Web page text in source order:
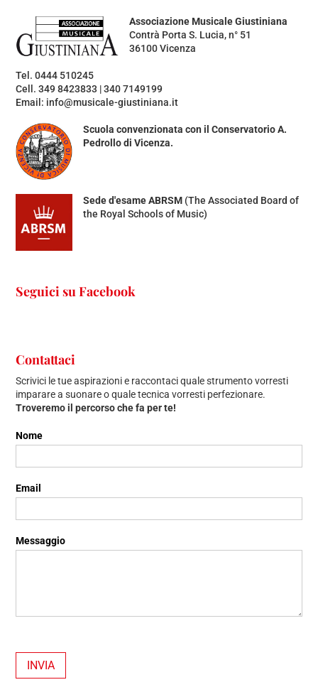
Associazione Musicale Giustiniana
Contrà Porta S. Lucia, n° 51
36100 Vicenza
Tel. 0444 510245
Cell. 349 8423833 | 340 7149199
Email: info@musicale-giustiniana.it
Scuola convenzionata con il Conservatorio A.
Pedrollo di Vicenza.
Sede d'esame ABRSM (The Associated Board of
the Royal Schools of Music)
Seguici su Facebook
Contattaci
Scrivici le tue aspirazioni e raccontaci quale strumento vorresti
imparare a suonare o quale tecnica vorresti perfezionare.
Troveremo il percorso che fa per te!
Contattaci
Nome
Email
Messaggio
INVIA